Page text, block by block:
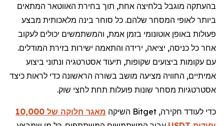
בהעתקה מוגבל בלחיצה אחת, תוך בחירת האווטאר המתאים
ביותר לאופי המסחר שלהם. כל סוחר בינה מלאכותית מבצע
פעולות באופן אוטונומי בזמן אמת, והמשתמשים יכולים לעקוב
אחר כל כניסה, יציאה, ירידה והתאמה ישירות בזירת המודלים.
עם עקומות ביצועים שקופות, תיעוד אסטרטגיה ונתוני ביצוע
אמיתיים, החוויה מציעה מושב בשורה הראשונה כדי לראות כיצד
אסטרטגיות מסחר שונות פועלות תחת לחצי שוק.
כדי לעודד חקירה, Bitget השיקה
מאגר חלוקה של 10,000